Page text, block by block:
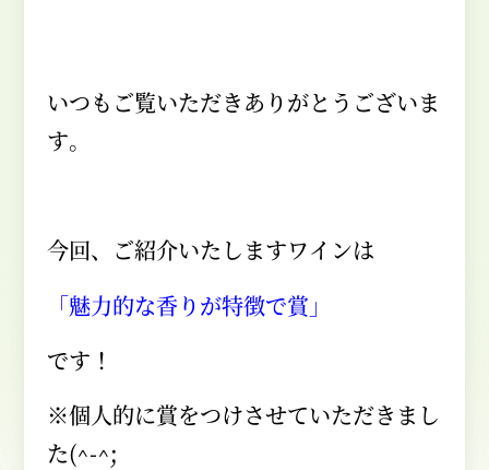
いつもご覧いただきありがとうございま
す。
今回、ご紹介いたしますワインは
「魅力的な香りが特徴で賞」
です！
※個人的に賞をつけさせていただきまし
た(^-^;